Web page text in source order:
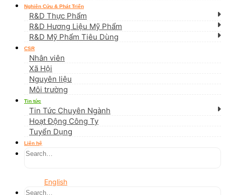
Nghiên Cứu & Phát Triển
R&D Thực Phẩm
R&D Hương Liệu Mỹ Phẩm
R&D Mỹ Phẩm Tiêu Dùng
CSR
Nhân viên
Xã Hội
Nguyên liệu
Môi trường
Tin tức
Tin Tức Chuyên Ngành
Hoạt Động Công Ty
Tuyển Dụng
Liên hệ
English